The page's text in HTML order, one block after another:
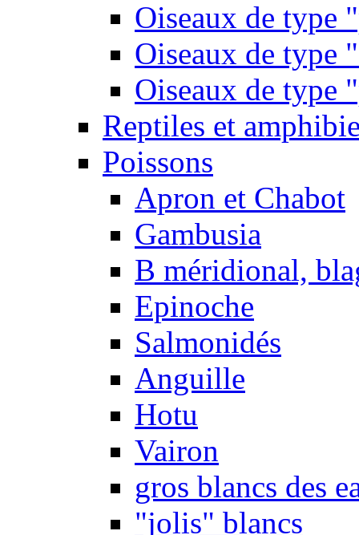
Oiseaux de type
Oiseaux de type
Oiseaux de type
Reptiles et
Poissons
Apron et Chabot
Gambusia
B méridional,
Epinoche
Salmonidés
Anguille
Hotu
Vairon
gros blancs des
"jolis" blancs